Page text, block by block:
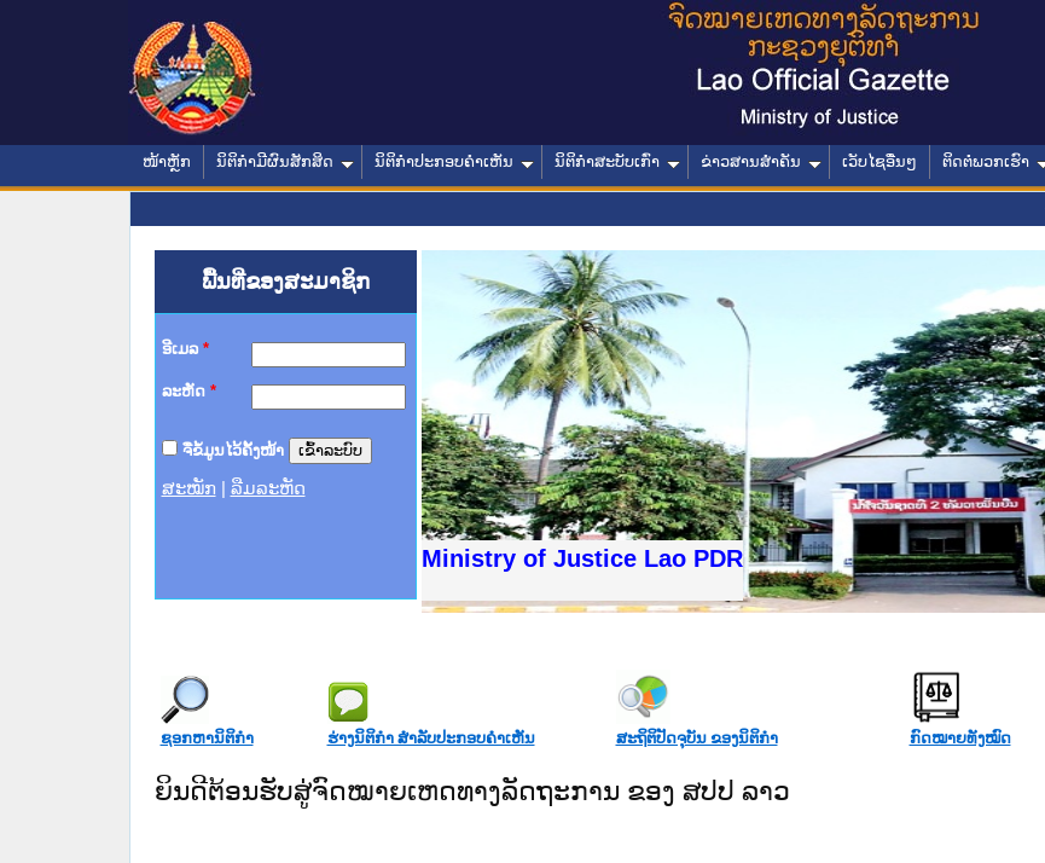
ໜ້າຫຼັກ ນິຕິກໍາມີຜົນສັກສິດ ນິຕິກໍາປະກອບຄໍາເຫັນ ນິຕິກໍາສະບັບເກົ່າ ຂ່າວສານສໍາຄັນ ເວັບໄຊອື່ນໆ ຕິດຕໍ່ພວກເຮົາ
ພື້ນທີ່ຂອງສະມາຊິກ
ອີເມລ *
ລະຫັດ *
ຈື່ຂໍ້ມູນໄວ້ຄັ້ງໜ້າ
ສະໝັກ ລືມລະຫັດ
Ministry of Justice Lao PDR
ານສະພາປະຊາຊົນ ພາກເໜືອ
ທາງລັດຖະການ
ສຳລັບ ພາກກາງ
ສຳລັບ ພາກໃຕ້
ວິທະຍາຄານຕຳຫຼວດປະຊາຊົນ
ວິທະຍາຄານສັນຕິບານປະຊາຊົນ
ຂັ້ນແຂວງພາກເໜືອ
ານສະພາປະຊາຊົນ ພາກກາງ
ຊອກຫານິຕິກໍາ ຮ່າງນິຕິກໍາ ສໍາລັບປະກອບຄໍາເຫັນ ສະຖິຕິປັດຈຸບັນ ຂອງນິຕິກໍາ ກົດໝາຍທັງໝົດ
ຍິນດີຕ້ອນຮັບສູ່ຈົດໝາຍເຫດທາງລັດຖະການ ຂອງ ສປປ ລາວ